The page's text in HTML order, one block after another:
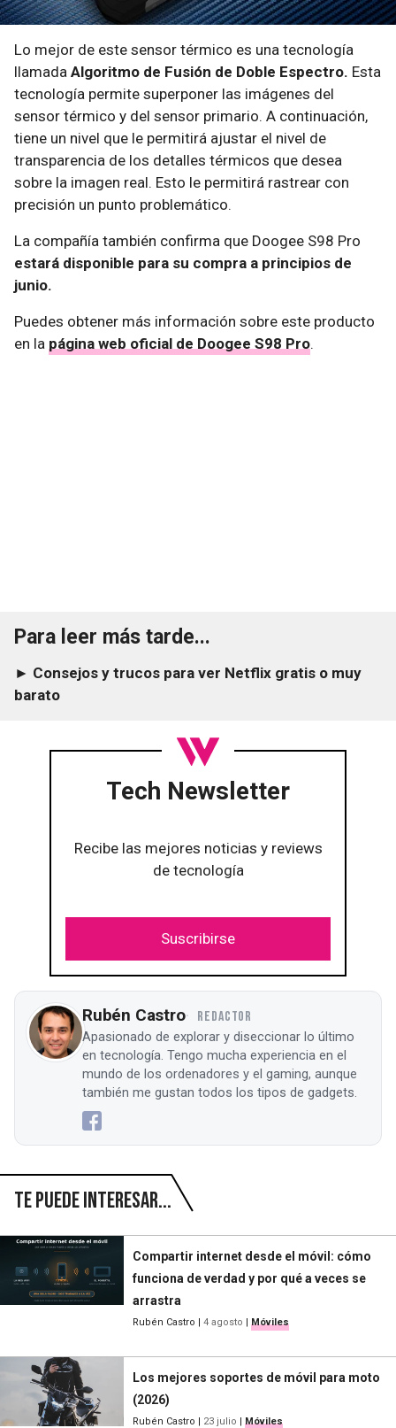
Lo mejor de este sensor térmico es una tecnología
llamada Algoritmo de Fusión de Doble Espectro. Esta
tecnología permite superponer las imágenes del
sensor térmico y del sensor primario. A continuación,
tiene un nivel que le permitirá ajustar el nivel de
transparencia de los detalles térmicos que desea
sobre la imagen real. Esto le permitirá rastrear con
precisión un punto problemático.
La compañía también confirma que Doogee S98 Pro
estará disponible para su compra a principios de
junio.
Puedes obtener más información sobre este producto
en la página web oficial de Doogee S98 Pro.
Para leer más tarde...
► Consejos y trucos para ver Netflix gratis o muy
barato
Tech Newsletter
Recibe las mejores noticias y reviews
de tecnología
Suscribirse
Rubén Castro REDACTOR
Apasionado de explorar y diseccionar lo último
en tecnología. Tengo mucha experiencia en el
mundo de los ordenadores y el gaming, aunque
también me gustan todos los tipos de gadgets.
Te puede interesar...
Compartir internet desde el móvil: cómo
funciona de verdad y por qué a veces se
arrastra
Rubén Castro | 4 agosto | Móviles
Los mejores soportes de móvil para moto
(2026)
Rubén Castro | 23 julio | Móviles